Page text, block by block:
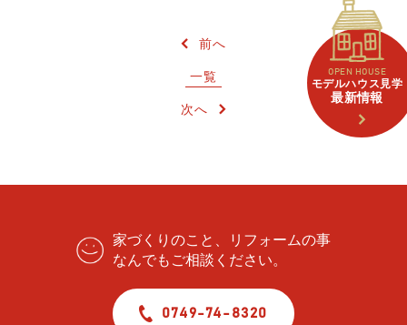
OPEN HOUSE
モデルハウス見学
最新情報
前へ
一覧
次へ
家づくりのこと、リフォームの事
なんでもご相談ください。
0749-74-8320